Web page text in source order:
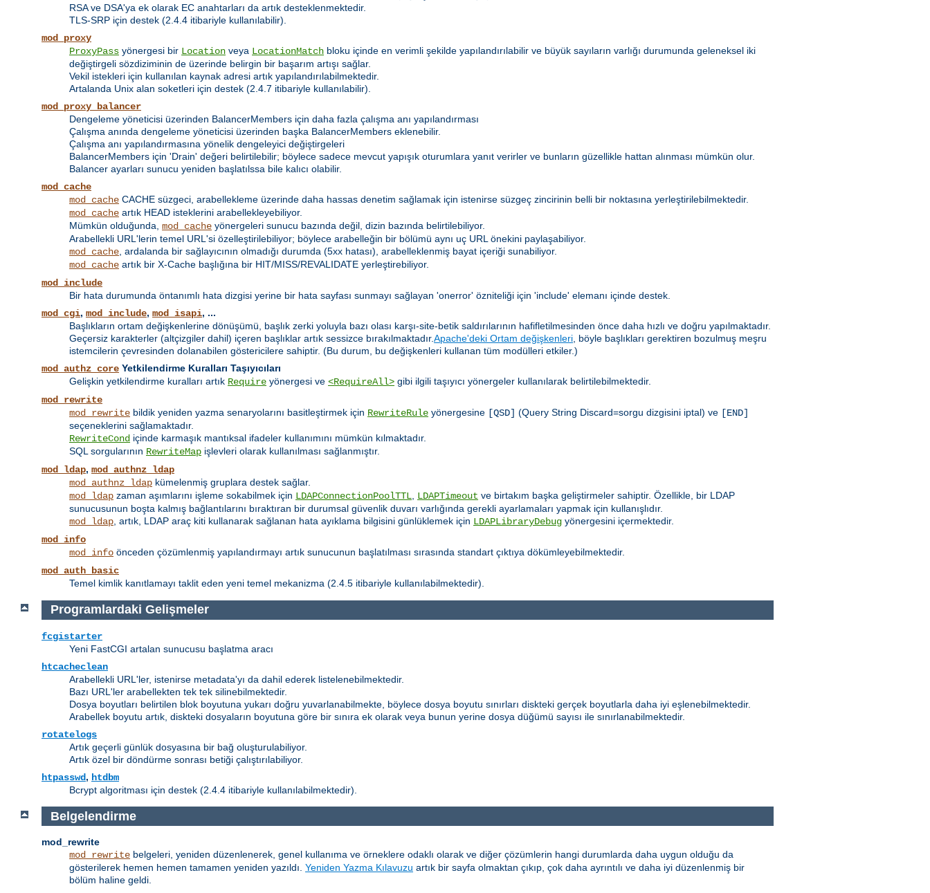
RSA ve DSA'ya ek olarak EC anahtarları da artık desteklenmektedir.
TLS-SRP için destek (2.4.4 itibariyle kullanılabilir).
mod_proxy
ProxyPass yönergesi bir Location veya LocationMatch bloku içinde en verimli şekilde yapılandırılabilir ve büyük sayıların varlığı durumunda geleneksel iki
değiştirgeli sözdiziminin de üzerinde belirgin bir başarım artışı sağlar.
Vekil istekleri için kullanılan kaynak adresi artık yapılandırılabilmektedir.
Artalanda Unix alan soketleri için destek (2.4.7 itibariyle kullanılabilir).
mod_proxy_balancer
Dengeleme yöneticisi üzerinden BalancerMembers için daha fazla çalışma anı yapılandırması
Çalışma anında dengeleme yöneticisi üzerinden başka BalancerMembers eklenebilir.
Çalışma anı yapılandırmasına yönelik dengeleyici değiştirgeleri
BalancerMembers için 'Drain' değeri belirtilebilir; böylece sadece mevcut yapışık oturumlara yanıt verirler ve bunların güzellikle hattan alınması mümkün olur.
Balancer ayarları sunucu yeniden başlatılssa bile kalıcı olabilir.
mod_cache
mod_cache CACHE süzgeci, arabellekleme üzerinde daha hassas denetim sağlamak için istenirse süzgeç zincirinin belli bir noktasına yerleştirilebilmektedir.
mod_cache artık HEAD isteklerini arabellekleyebiliyor.
Mümkün olduğunda, mod_cache yönergeleri sunucu bazında değil, dizin bazında belirtilebiliyor.
Arabellekli URL'lerin temel URL'si özelleştirilebiliyor; böylece arabelleğin bir bölümü aynı uç URL önekini paylaşabiliyor.
mod_cache, ardalanda bir sağlayıcının olmadığı durumda (5xx hatası), arabelleklenmiş bayat içeriği sunabiliyor.
mod_cache artık bir X-Cache başlığına bir HIT/MISS/REVALIDATE yerleştirebiliyor.
mod_include
Bir hata durumunda öntanımlı hata dizgisi yerine bir hata sayfası sunmayı sağlayan 'onerror' özniteliği için 'include' elemanı içinde destek.
mod_cgi, mod_include, mod_isapi, ...
Başlıkların ortam değişkenlerine dönüşümü, başlık zerki yoluyla bazı olası karşı-site-betik saldırılarının hafifletilmesinden önce daha hızlı ve doğru yapılmaktadır.
Geçersiz karakterler (altçizgiler dahil) içeren başlıklar artık sessizce bırakılmaktadır.Apache'deki Ortam değişkenleri, böyle başlıkları gerektiren bozulmuş meşru
istemcilerin çevresinden dolanabilen göstericilere sahiptir. (Bu durum, bu değişkenleri kullanan tüm modülleri etkiler.)
mod_authz_core Yetkilendirme Kuralları Taşıyıcıları
Gelişkin yetkilendirme kuralları artık Require yönergesi ve <RequireAll> gibi ilgili taşıyıcı yönergeler kullanılarak belirtilebilmektedir.
mod_rewrite
mod_rewrite bildik yeniden yazma senaryolarını basitleştirmek için RewriteRule yönergesine [QSD] (Query String Discard=sorgu dizgisini iptal) ve [END]
seçeneklerini sağlamaktadır.
RewriteCond içinde karmaşık mantıksal ifadeler kullanımını mümkün kılmaktadır.
SQL sorgularının RewriteMap işlevleri olarak kullanılması sağlanmıştır.
mod_ldap, mod_authnz_ldap
mod_authnz_ldap kümelenmiş gruplara destek sağlar.
mod_ldap zaman aşımlarını işleme sokabilmek için LDAPConnectionPoolTTL, LDAPTimeout ve birtakım başka geliştirmeler sahiptir. Özellikle, bir LDAP
sunucusunun boşta kalmış bağlantılarını bıraktıran bir durumsal güvenlik duvarı varlığında gerekli ayarlamaları yapmak için kullanışlıdır.
mod_ldap, artık, LDAP araç kiti kullanarak sağlanan hata ayıklama bilgisini günlüklemek için LDAPLibraryDebug yönergesini içermektedir.
mod_info
mod_info önceden çözümlenmiş yapılandırmayı artık sunucunun başlatılması sırasında standart çıktıya dökümleyebilmektedir.
mod_auth_basic
Temel kimlik kanıtlamayı taklit eden yeni temel mekanizma (2.4.5 itibariyle kullanılabilmektedir).
Programlardaki Gelişmeler
fcgistarter
Yeni FastCGI artalan sunucusu başlatma aracı
htcacheclean
Arabellekli URL'ler, istenirse metadata'yı da dahil ederek listelenebilmektedir.
Bazı URL'ler arabellekten tek tek silinebilmektedir.
Dosya boyutları belirtilen blok boyutuna yukarı doğru yuvarlanabilmekte, böylece dosya boyutu sınırları diskteki gerçek boyutlarla daha iyi eşlenebilmektedir.
Arabellek boyutu artık, diskteki dosyaların boyutuna göre bir sınıra ek olarak veya bunun yerine dosya düğümü sayısı ile sınırlanabilmektedir.
rotatelogs
Artık geçerli günlük dosyasına bir bağ oluşturulabiliyor.
Artık özel bir döndürme sonrası betiği çalıştırılabiliyor.
htpasswd, htdbm
Bcrypt algoritması için destek (2.4.4 itibariyle kullanılabilmektedir).
Belgelendirme
mod_rewrite
mod_rewrite belgeleri, yeniden düzenlenerek, genel kullanıma ve örneklere odaklı olarak ve diğer çözümlerin hangi durumlarda daha uygun olduğu da
gösterilerek hemen hemen tamamen yeniden yazıldı. Yeniden Yazma Kılavuzu artık bir sayfa olmaktan çıkıp, çok daha ayrıntılı ve daha iyi düzenlenmiş bir
bölüm haline geldi.